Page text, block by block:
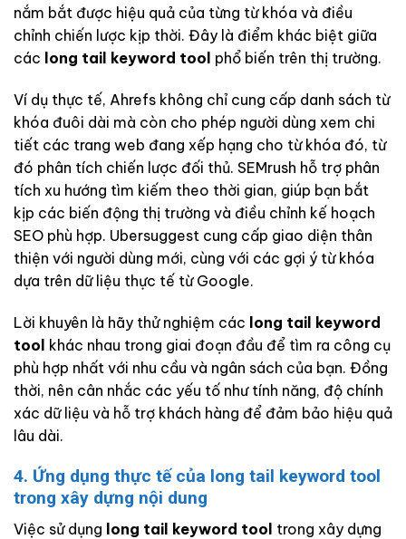
nắm bắt được hiệu quả của từng từ khóa và điều
chỉnh chiến lược kịp thời. Đây là điểm khác biệt giữa
các long tail keyword tool phổ biến trên thị trường.
Ví dụ thực tế, Ahrefs không chỉ cung cấp danh sách từ
khóa đuôi dài mà còn cho phép người dùng xem chi
tiết các trang web đang xếp hạng cho từ khóa đó, từ
đó phân tích chiến lược đối thủ. SEMrush hỗ trợ phân
tích xu hướng tìm kiếm theo thời gian, giúp bạn bắt
kịp các biến động thị trường và điều chỉnh kế hoạch
SEO phù hợp. Ubersuggest cung cấp giao diện thân
thiện với người dùng mới, cùng với các gợi ý từ khóa
dựa trên dữ liệu thực tế từ Google.
Lời khuyên là hãy thử nghiệm các long tail keyword
tool khác nhau trong giai đoạn đầu để tìm ra công cụ
phù hợp nhất với nhu cầu và ngân sách của bạn. Đồng
thời, nên cân nhắc các yếu tố như tính năng, độ chính
xác dữ liệu và hỗ trợ khách hàng để đảm bảo hiệu quả
lâu dài.
4. Ứng dụng thực tế của long tail keyword tool
trong xây dựng nội dung
Việc sử dụng long tail keyword tool trong xây dựng